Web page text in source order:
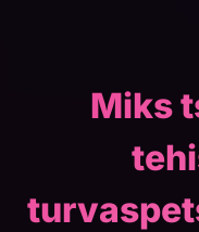
Miks